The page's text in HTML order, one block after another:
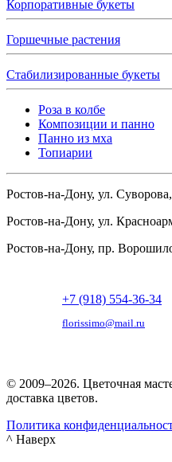
Корпоративные букеты
Горшечные растения
Стабилизированные букеты
Роза в колбе
Композиции и панно
Панно из мха
Топиарии
Ростов-на-Дону, ул.
Ростов-на-Дону, ул.
Ростов-на-Дону, пр.
+7 (918) 554-36-34
florissimo@mail.ru
© 2009–2026. Цветочная
доставка цветов.
Политика
^ Наверх